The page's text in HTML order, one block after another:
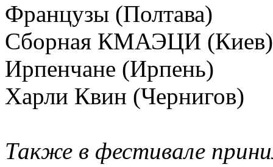
Французы (Полтава)
Сборная КМАЭЦИ (Киев)
Ирпенчане (Ирпень)
Харли Квин (Чернигов)
Также в фестивале